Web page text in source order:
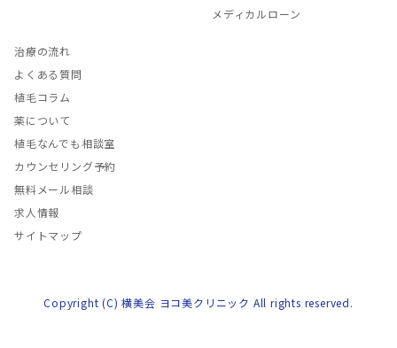
メディカルローン
治療の流れ
よくある質問
植毛コラム
薬について
植毛なんでも相談室
カウンセリング予約
無料メール相談
求人情報
サイトマップ
Copyright (C) 横美会 ヨコ美クリニック All rights reserved.